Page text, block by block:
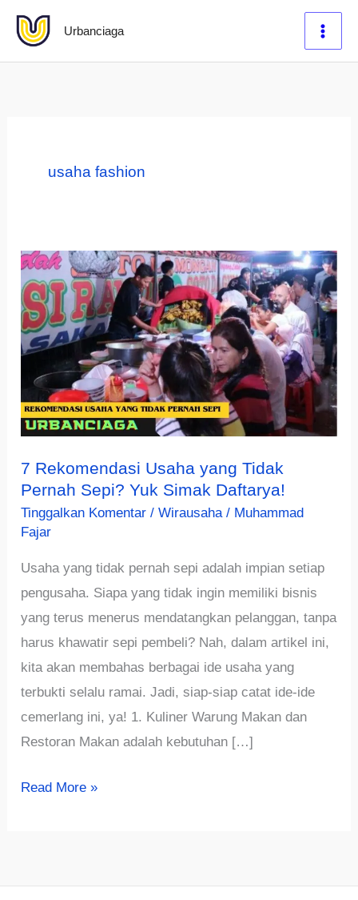
Lewati
konten
Urbanciaga
usaha fashion
7 Rekomendasi Usaha yang Tidak
Pernah Sepi? Yuk Simak Daftarya!
Tinggalkan Komentar /Wirausaha/ Muhammad
Fajar
Usaha yang tidak pernah sepi adalah impian setiap
pengusaha. Siapa yang tidak ingin memiliki bisnis
yang terus menerus mendatangkan pelanggan, tanpa
harus khawatir sepi pembeli? Nah, dalam artikel ini,
kita akan membahas berbagai ide usaha yang
terbukti selalu ramai. Jadi, siap-siap catat ide-ide
cemerlang ini, ya! 1. Kuliner Warung Makan dan
Restoran Makan adalah kebutuhan […]
7
Tidak
Read More »